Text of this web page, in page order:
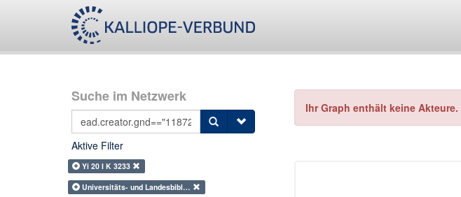
Suche im Netzwerk
Aktive Filter
Yi 20 I K 3233
Universitäts- und Landesbibl…
Ihr Graph enthält keine Akteure.